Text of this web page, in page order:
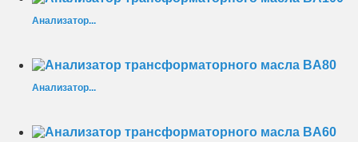
Анализатор...
Анализатор...